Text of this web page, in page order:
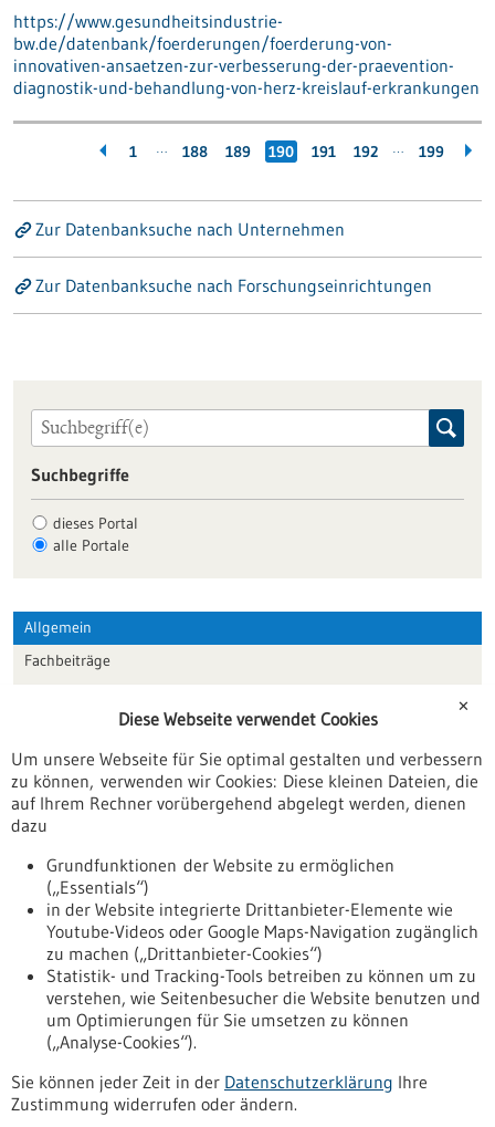
https://www.gesundheitsindustrie-
bw.de/datenbank/foerderungen/foerderung-von-
innovativen-ansaetzen-zur-verbesserung-der-praevention-
diagnostik-und-behandlung-von-herz-kreislauf-erkrankungen
1 … 188 189 190 191 192 … 199
Zur Datenbanksuche nach Unternehmen
Zur Datenbanksuche nach Forschungseinrichtungen
Suchbegriffe
dieses Portal
alle Portale
Allgemein
Fachbeiträge
Veranstaltungen
Erscheinungsdatum
Nach oben
Informiert bleiben
✕
Diese Webseite verwendet Cookies
Um unsere Webseite für Sie optimal gestalten und verbessern
zu können, verwenden wir Cookies: Diese kleinen Dateien, die
auf Ihrem Rechner vorübergehend abgelegt werden, dienen
dazu
Grundfunktionen der Website zu ermöglichen
(„Essentials“)
in der Website integrierte Drittanbieter-Elemente wie
Youtube-Videos oder Google Maps-Navigation zugänglich
zu machen („Drittanbieter-Cookies“)
Statistik- und Tracking-Tools betreiben zu können um zu
verstehen, wie Seitenbesucher die Website benutzen und
um Optimierungen für Sie umsetzen zu können
(„Analyse-Cookies“).
Sie können jeder Zeit in der Datenschutzerklärung Ihre
Zustimmung widerrufen oder ändern.